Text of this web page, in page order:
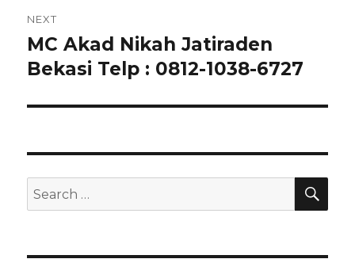
NEXT
Next
post:
MC Akad Nikah Jatiraden
Bekasi Telp : 0812-1038-6727
Search
for: